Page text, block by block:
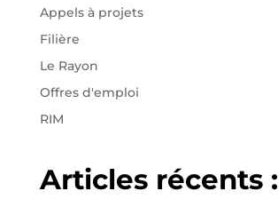
Appels à projets
Filière
Le Rayon
Offres d'emploi
RIM
Articles récents :